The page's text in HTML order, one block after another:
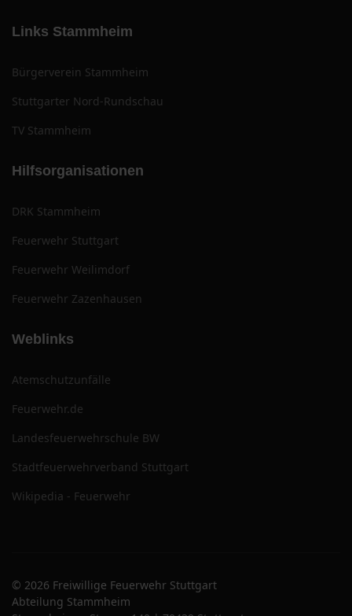
Links Stammheim
Bürgerverein Stammheim
Stuttgarter Nord-Rundschau
TV Stammheim
Hilfsorganisationen
DRK Stammheim
Feuerwehr Stuttgart
Feuerwehr Weilimdorf
Feuerwehr Zazenhausen
Weblinks
Atemschutzunfälle
Feuerwehr.de
Landesfeuerwehrschule BW
Stadtfeuerwehrverband Stuttgart
Wikipedia - Feuerwehr
© 2026 Freiwillige Feuerwehr Stuttgart
Abteilung Stammheim